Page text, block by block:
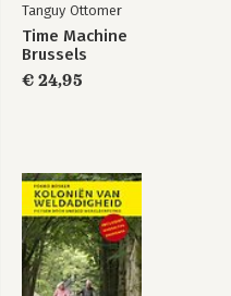
Tanguy Ottomer
Time Machine
Brussels
€ 24,95